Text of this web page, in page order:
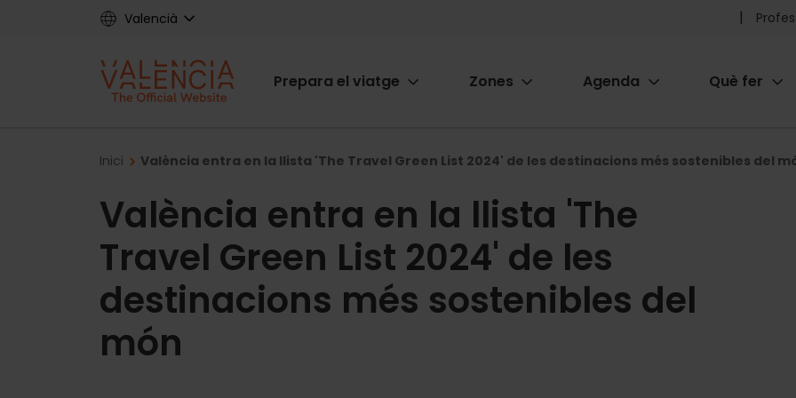
Valencià
Pre
Main
Prepara el viatge Zones Agenda Què fer
Breadcrumb
Inici València entra en la llista 'The Travel Green List 2024' de les destinacions més sostenibles del
València entra en la llista 'The
Travel Green List 2024' de les
destinacions més sostenibles del
món